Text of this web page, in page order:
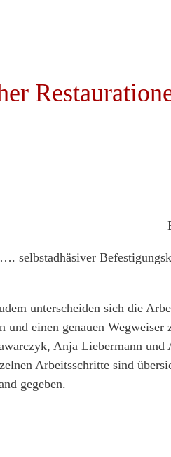
selbstadhäsiver
unterscheiden sich die
einen genauen Wegweiser
Anja Liebermann
Arbeitsschritte sind
gegeben.